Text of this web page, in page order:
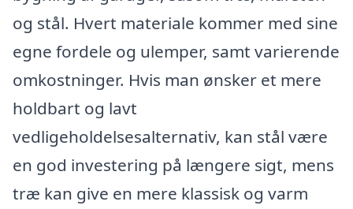
og stål. Hvert materiale kommer med sine
egne fordele og ulemper, samt varierende
omkostninger. Hvis man ønsker et mere
holdbart og lavt
vedligeholdelsesalternativ, kan stål være
en god investering på længere sigt, mens
træ kan give en mere klassisk og varm